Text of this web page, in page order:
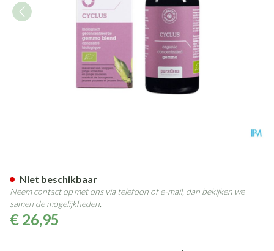
€ 26,95
Niet beschikbaar
Neem contact op met ons via telefoon of e-mail, dan bekijken we
samen de mogelijkheden.